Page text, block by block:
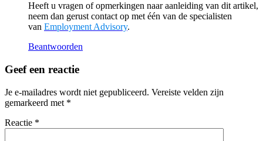
Heeft u vragen of opmerkingen naar aanleiding van dit artikel,
neem dan gerust contact op met één van de specialisten
van Employment Advisory.
Beantwoorden
Geef een reactie
Je e-mailadres wordt niet gepubliceerd. Vereiste velden zijn
gemarkeerd met *
Reactie *